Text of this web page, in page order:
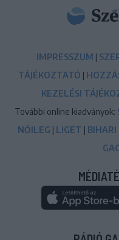
IMPRESSZUM |
TÁJÉKOZTATÓ |
KEZELÉSI
További online kiadványok:
NŐILEG | LIGET | BIHARI